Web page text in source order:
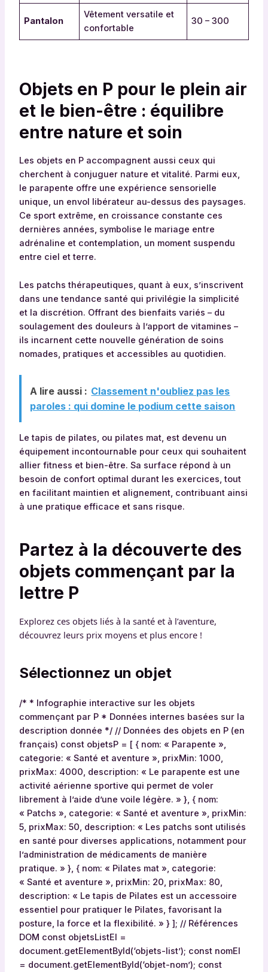
Pantalon
Vêtement versatile et
confortable
30 – 300
Objets en P pour le plein air
et le bien-être : équilibre
entre nature et soin
Les objets en P accompagnent aussi ceux qui
cherchent à conjuguer nature et vitalité. Parmi eux,
le parapente offre une expérience sensorielle
unique, un envol libérateur au-dessus des paysages.
Ce sport extrême, en croissance constante ces
dernières années, symbolise le mariage entre
adrénaline et contemplation, un moment suspendu
entre ciel et terre.
Les patchs thérapeutiques, quant à eux, s’inscrivent
dans une tendance santé qui privilégie la simplicité
et la discrétion. Offrant des bienfaits variés – du
soulagement des douleurs à l’apport de vitamines –
ils incarnent cette nouvelle génération de soins
nomades, pratiques et accessibles au quotidien.
A lire aussi : Classement n'oubliez pas les
paroles : qui domine le podium cette saison
Le tapis de pilates, ou pilates mat, est devenu un
équipement incontournable pour ceux qui souhaitent
allier fitness et bien-être. Sa surface répond à un
besoin de confort optimal durant les exercices, tout
en facilitant maintien et alignement, contribuant ainsi
à une pratique efficace et sans risque.
Partez à la découverte des
objets commençant par la
lettre P
Explorez ces objets liés à la santé et à l’aventure,
découvrez leurs prix moyens et plus encore !
Sélectionnez un objet
/* * Infographie interactive sur les objets
commençant par P * Données internes basées sur la
description donnée */ // Données des objets en P (en
français) const objetsP = [ { nom: « Parapente »,
categorie: « Santé et aventure », prixMin: 1000,
prixMax: 4000, description: « Le parapente est une
activité aérienne sportive qui permet de voler
librement à l’aide d’une voile légère. » }, { nom:
« Patchs », categorie: « Santé et aventure », prixMin:
5, prixMax: 50, description: « Les patchs sont utilisés
en santé pour diverses applications, notamment pour
l’administration de médicaments de manière
pratique. » }, { nom: « Pilates mat », categorie:
« Santé et aventure », prixMin: 20, prixMax: 80,
description: « Le tapis de Pilates est un accessoire
essentiel pour pratiquer le Pilates, favorisant la
posture, la force et la flexibilité. » } ]; // Références
DOM const objetsListEl =
document.getElementById(‘objets-list’); const nomEl
= document.getElementById(‘objet-nom’); const